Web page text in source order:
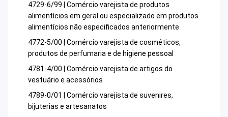
4729-6/99 | Comércio varejista de produtos
alimentícios em geral ou especializado em produtos
alimentícios não especificados anteriormente
4772-5/00 | Comércio varejista de cosméticos,
produtos de perfumaria e de higiene pessoal
4781-4/00 | Comércio varejista de artigos do
vestuário e acessórios
4789-0/01 | Comércio varejista de suvenires,
bijuterias e artesanatos